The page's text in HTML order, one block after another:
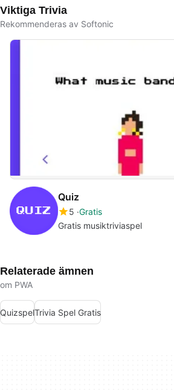
Viktiga Trivia
Rekommenderas av Softonic
Quiz
5 Gratis
Gratis musiktriviaspel
Relaterade ämnen
om PWA
QuizspelTrivia Spel Gratis